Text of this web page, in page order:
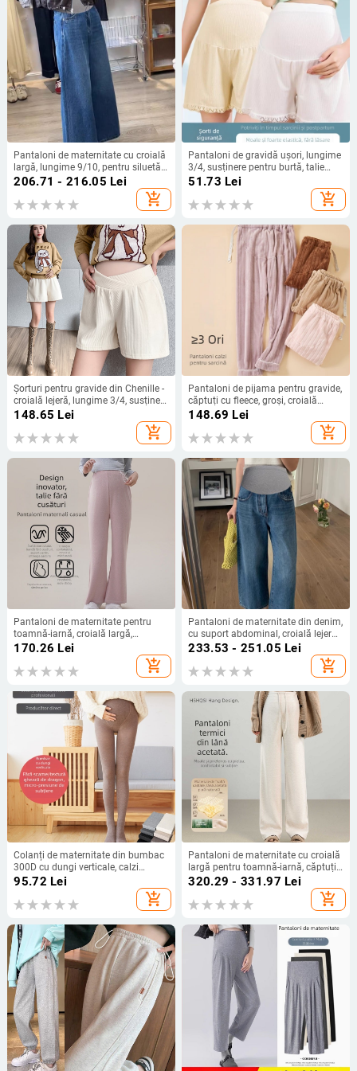
Pantaloni de maternitate cu croială
largă, lungime 9/10, pentru siluetă
mică și mărime plus, croială lejeră,
206.71 - 216.05 Lei
add_shopping_cart
Pantaloni de gravidă ușori, lungime
3/4, susținere pentru burtă, talie
înaltă, croială liberă, țesătură
51.73 Lei
add_shopping_cart
Șorturi pentru gravide din Chenille -
croială lejeră, lungime 3/4, susținere
abdominală
148.65 Lei
add_shopping_cart
Pantaloni de pijama pentru gravide,
căptuți cu fleece, groși, croială
lejeră, susținere pentru burtă,
îmbrăcăminte de iarnă pentru casă
148.69 Lei
add_shopping_cart
Pantaloni de maternitate pentru
toamnă-iarnă, croială largă,
țesătură groasă, viscoză 50–70%,
170.26 Lei
add_shopping_cart
Pantaloni de maternitate din denim,
cu suport abdominal, croială lejeră,
lungime 9/10, 70–80% bumbac,
grosime medie, toamnă 2025
233.53 - 251.05 Lei
add_shopping_cart
Colanți de maternitate din bumbac
300D cu dungi verticale, calzi
pentru primăvară-toamnă, susținere
95.72 Lei
add_shopping_cart
Pantaloni de maternitate cu croială
largă pentru toamnă-iarnă, căptuți
cu fleece, groși, croială dreaptă
lejeră, până la podea, mărime plus
320.29 - 331.97 Lei
add_shopping_cart